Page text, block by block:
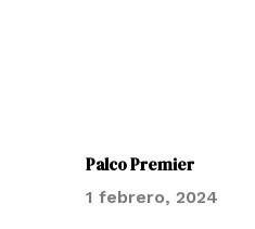
Palco Premier
1 febrero, 2024